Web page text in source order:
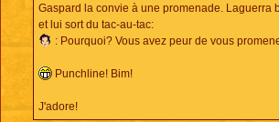
Gaspard la convie à une promenade. Laguerra
et lui sort du tac-au-tac:
: Pourquoi? Vous avez peur de vous
Punchline! Bim!
J'adore!